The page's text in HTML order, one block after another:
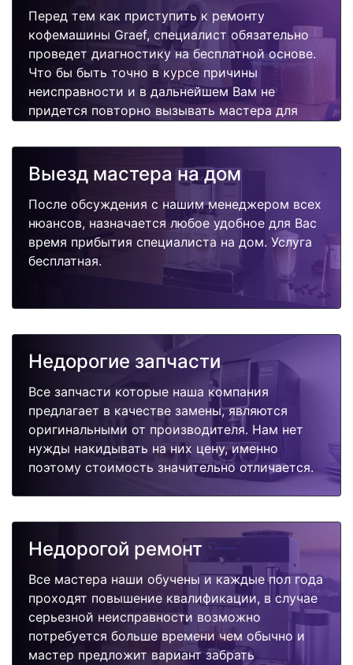
Перед тем как приступить к ремонту
кофемашины Graef, специалист обязательно
проведет диагностику на бесплатной основе.
Что бы быть точно в курсе причины
неисправности и в дальнейшем Вам не
придется повторно вызывать мастера для
Выезд мастера на дом
После обсуждения с нашим менеджером всех
нюансов, назначается любое удобное для Вас
время прибытия специалиста на дом. Услуга
бесплатная.
Недорогие запчасти
Все запчасти которые наша компания
предлагает в качестве замены, являются
оригинальными от производителя. Нам нет
нужды накидывать на них цену, именно
поэтому стоимость значительно отличается.
Недорогой ремонт
Все мастера наши обучены и каждые пол года
проходят повышение квалификации, в случае
серьезной неисправности возможно
потребуется больше времени чем обычно и
мастер предложит вариант забрать